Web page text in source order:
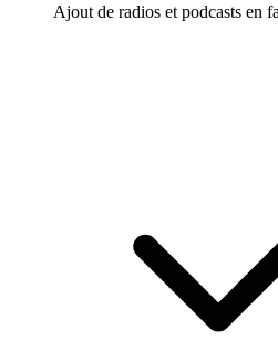
Ajout de radios et podcasts en